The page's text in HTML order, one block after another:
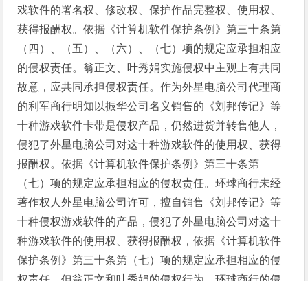
戏软件的署名权、修改权、保护作品完整权、使用权、
获得报酬权。依据《计算机软件保护条例》第三十条第
（四）、（五）、（六）、（七）项的规定应承担相应
的侵权责任。翁正文、叶秀娟实施侵权中主观上有共同
故意，应共同承担侵权责任。作为外星电脑公司代理商
的利军商行明知以振华公司名义销售的《刘邦传记》等
十种游戏软件卡带是侵权产品，仍然进货并转售他人，
侵犯了外星电脑公司对这十种游戏软件的使用权、获得
报酬权。依据《计算机软件保护条例》第三十条第
（七）项的规定应承担相应的侵权责任。环球商行未经
著作权人外星电脑公司许可，擅自销售《刘邦传记》等
十种侵权游戏软件的产品，侵犯了外星电脑公司对这十
种游戏软件的使用权、获得报酬权，依据《计算机软件
保护条例》第三十条第（七）项的规定应承担相应的侵